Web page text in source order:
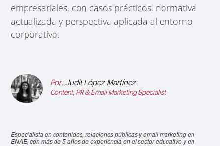
empresariales, con casos prácticos, normativa
actualizada y perspectiva aplicada al entorno
corporativo.
Por: Judit López Martínez
Content, PR & Email Marketing Specialist
Especialista en contenidos, relaciones públicas y email marketing en
ENAE, con más de 5 años de experiencia en el sector educativo y en